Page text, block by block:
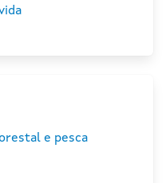
e pesca